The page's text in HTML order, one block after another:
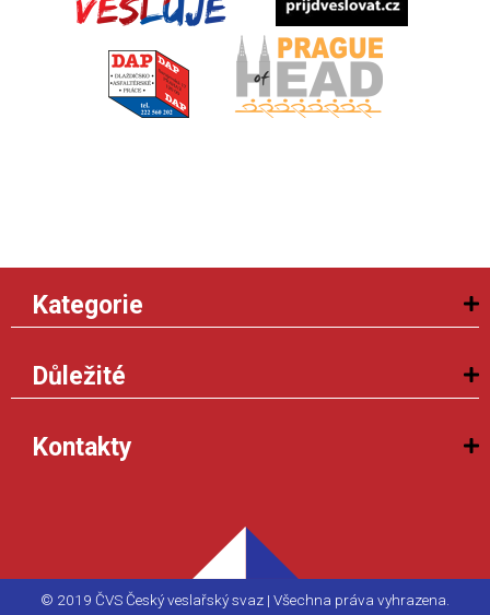
Kategorie
Důležité
Kontakty
© 2019 ČVS Český veslařský svaz | Všechna práva vyhrazena.